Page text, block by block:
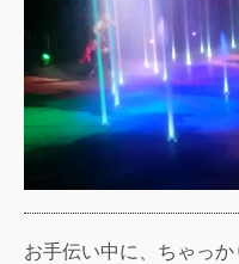
お手伝い中に、ちゃっ